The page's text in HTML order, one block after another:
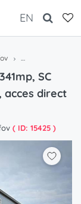
EN
Hala premium
SC
acces direct
( ID: 15425 )